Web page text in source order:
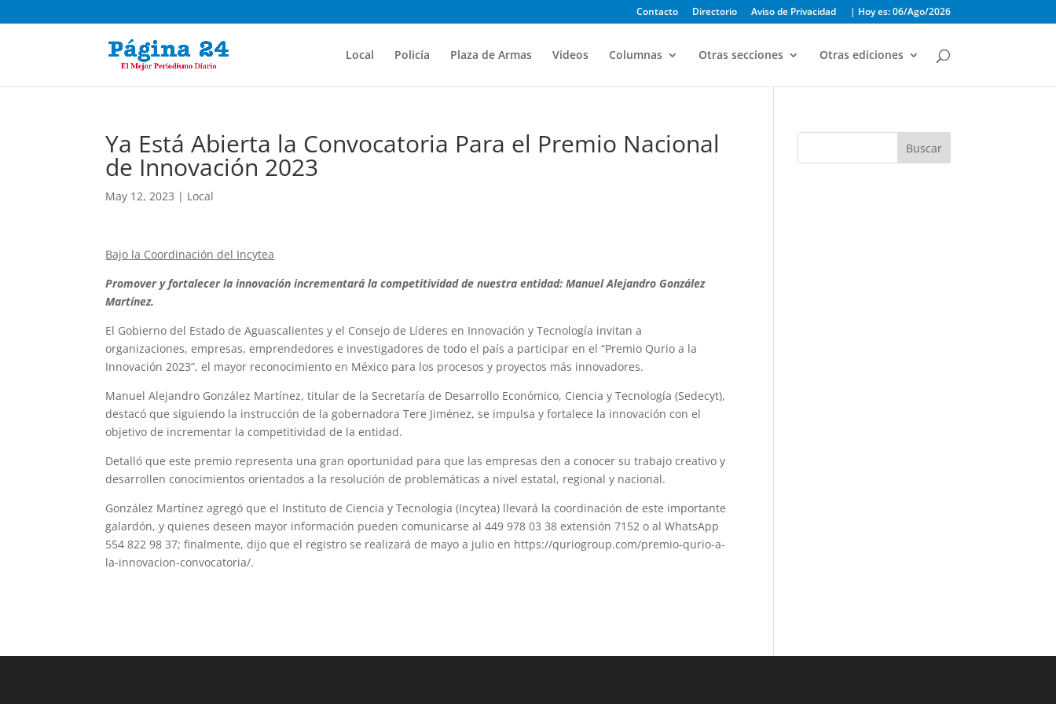
Contacto Directorio Aviso de Privacidad | Hoy es: 06/Ago/2026
Local Policía Plaza de Armas Videos Columnas Otras secciones Otras ediciones
Ya Está Abierta la Convocatoria Para el Premio Nacional
de Innovación 2023
May 12, 2023 | Local
Bajo la Coordinación del Incytea
Promover y fortalecer la innovación incrementará la competitividad de nuestra entidad: Manuel Alejandro González
Martínez.
El Gobierno del Estado de Aguascalientes y el Consejo de Líderes en Innovación y Tecnología invitan a
organizaciones, empresas, emprendedores e investigadores de todo el país a participar en el “Premio Qurio a la
Innovación 2023”, el mayor reconocimiento en México para los procesos y proyectos más innovadores.
Manuel Alejandro González Martínez, titular de la Secretaría de Desarrollo Económico, Ciencia y Tecnología (Sedecyt),
destacó que siguiendo la instrucción de la gobernadora Tere Jiménez, se impulsa y fortalece la innovación con el
objetivo de incrementar la competitividad de la entidad.
Detalló que este premio representa una gran oportunidad para que las empresas den a conocer su trabajo creativo y
desarrollen conocimientos orientados a la resolución de problemáticas a nivel estatal, regional y nacional.
González Martínez agregó que el Instituto de Ciencia y Tecnología (Incytea) llevará la coordinación de este importante
galardón, y quienes deseen mayor información pueden comunicarse al 449 978 03 38 extensión 7152 o al WhatsApp
554 822 98 37; finalmente, dijo que el registro se realizará de mayo a julio en https://quriogroup.com/premio-qurio-a-
la-innovacion-convocatoria/.
Buscar